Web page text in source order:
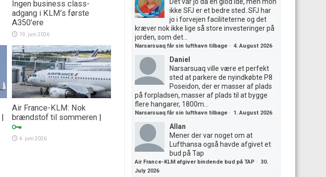
Ingen business class-
adgang i KLM’s første
A350’ere
19. juni 2026
|
Air France-KLM: Nok
brændstof til sommeren |
4. juni 2026
ikke SFJ er et bedre sted..SFJ har
jo i forvejen faciliteterne og det
kræver nok ikke lige så store investeringer på
jorden, som det...
Narsarsuaq får sin lufthavn tilbage · 4. August 2026
Daniel
Narsarsuaq ville være et perfekt
sted at parkere de nyindkøbte P8
Poseidon, der er masser af plads
på forpladsen, masser af plads til at bygge
flere hangarer, 1800m...
Narsarsuaq får sin lufthavn tilbage · 1. August 2026
Allan
Mener der var noget om at
Lufthansa også havde afgivet et
bud på Tap
Air France-KLM afgiver bindende bud på TAP · 30.
July 2026